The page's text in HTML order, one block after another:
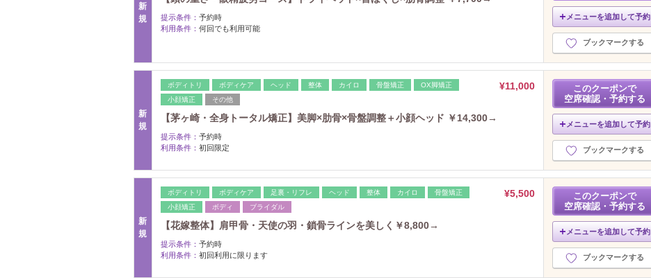
2023年9月分 （5）
2023年8月分（6）
2023年7月分 （4）
2023年6月分
2023年4月分（2）
2023年3月分（2）
2023年2月分（2）
2023年1月分（2）
2022年12月分 （1）
2022年11月分（2）
2022年10月分（2）
2022年9月分（1）
2022年8月分（4）
2022年7月分 （3）
2022年6月分（3）
2022年5月分（1）
新
規
提示条件： 予約時
利用条件： 何回でも利用可能
メニューを追加して予約
ブックマークする
新
規
ボディトリ ボディケア ヘッド 整体 カイロ 骨盤矯正
OX脚矯正
小顔矯正
その他
¥11,000
【茅ヶ崎・全身トータル矯正】美脚×肋骨×骨盤調整＋小顔ヘッド ￥14,300→
提示条件： 予約時
利用条件： 初回限定
このクーポンで
空席確認・予約する
メニューを追加して予約
ブックマークする
新
規
ボディトリ ボディケア 足裏・リフレ ヘッド 整体 カイロ
骨盤矯正
小顔矯正
ボディ ブライダル
¥5,500
【花嫁整体】肩甲骨・天使の羽・鎖骨ラインを美しく￥8,800→
提示条件： 予約時
利用条件： 初回利用に限ります
このクーポンで
空席確認・予約する
メニューを追加して予約
ブックマークする